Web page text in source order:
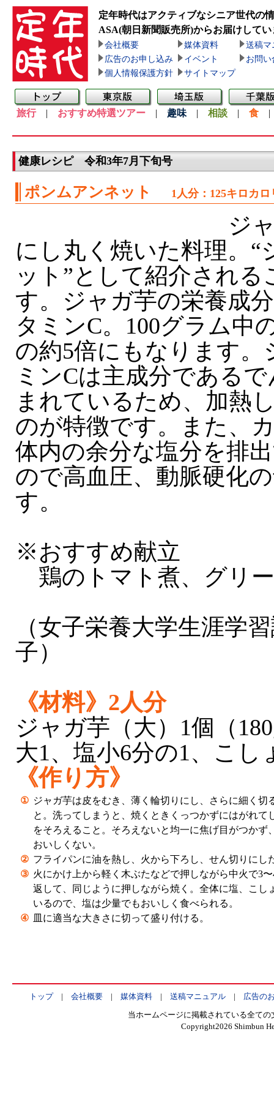
定年時代はアクティブなシニア世代の
ASA(朝日新聞販売所)からお届けしてい
会社概要 媒体資料
送稿マ
広告のお申し込み
イベント
お問い
個人情報保護方針
サイトマップ
旅行| おすすめ特選ツアー | 趣味 | 相談 | 食
健康レシピ 令和3年7月下旬号
ポンムアンネット 1人分：125キロカ
ジャ
にし丸く焼いた料理。“
ット”として紹介される
す。ジャガ芋の栄養成
タミンC。100グラム中
の約5倍にもなります。
ミンCは主成分である
まれているため、加熱
のが特徴です。また、
体内の余分な塩分を排
ので高血圧、動脈硬化
す。
※おすすめ献立
鶏のトマト煮、グリ
（女子栄養大学生涯学
子）
《材料》2人分
ジャガ芋（大）1個（
大1、塩小6分の1、こし
《作り方》
① ジャガ芋は皮をむき、薄く輪切りにし、さらに細く
と。洗ってしまうと、焼くときくっつかずにはがれ
をそろえること。そろえないと均一に焦げ目がつか
おいしくない。
② フライパンに油を熱し、火から下ろし、せん切りにし
③ 火にかけ上から軽く木ぶたなどで押しながら中火で3
返して、同じように押しながら焼く。全体に塩、こし
いるので、塩は少量でもおいしく食べられる。
④
皿に適当な大きさに切って盛り付ける。
トップ| 会社概要| 媒体資料| 送稿マニュアル| 広告の
当ホームページに掲載されている全て
Copyright2026 Shimbun